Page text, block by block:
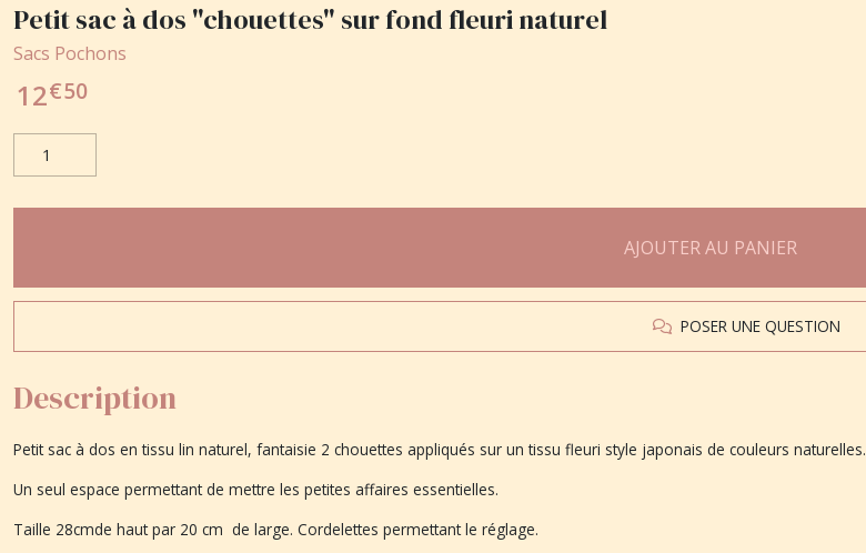
Petit sac à dos "chouettes" sur fond fleuri naturel
Sacs Pochons
12€50
AJOUTER AU PANIER
POSER UNE QUESTION
Description
Petit sac à dos en tissu lin naturel, fantaisie 2 chouettes appliqués sur un tissu fleuri style japonais de couleurs naturelles.
Un seul espace permettant de mettre les petites affaires essentielles.
Taille 28cmde haut par 20 cm de large. Cordelettes permettant le réglage.